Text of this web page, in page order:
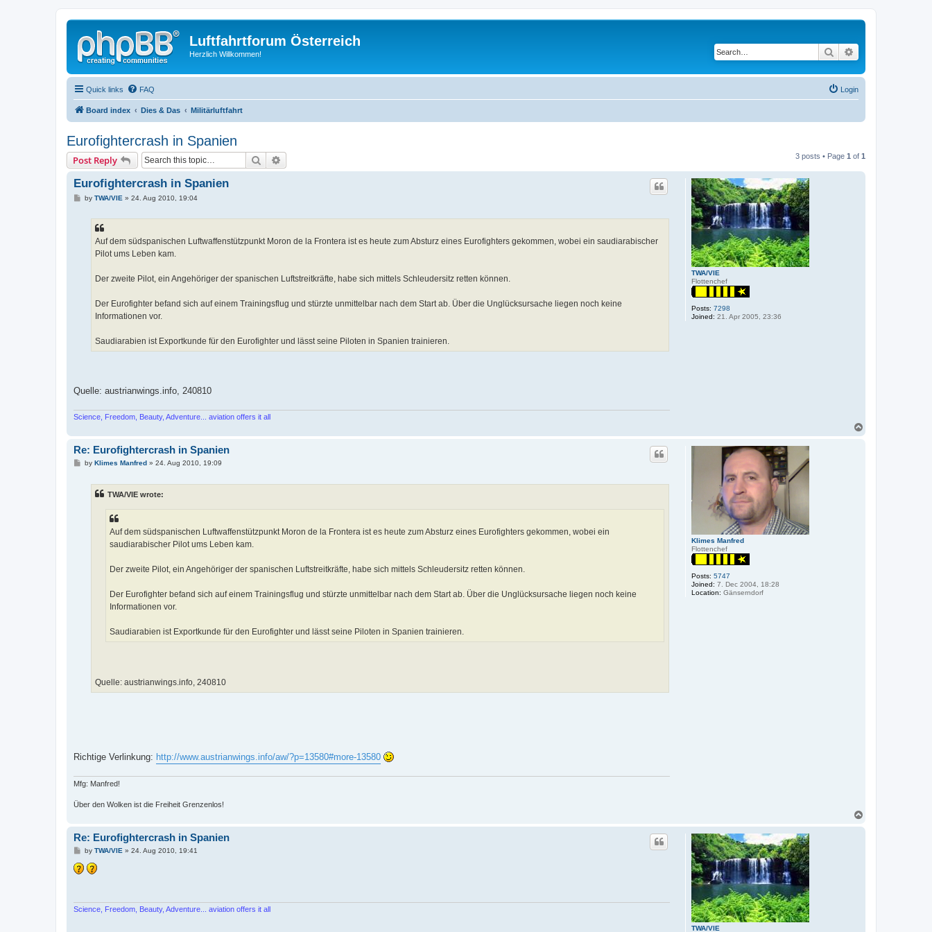
Luftfahrtforum Österreich
Herzlich Willkommen! Search
Quick links FAQ Login
Board index Dies & Das Militärluftfahrt
Eurofightercrash in Spanien
Post Reply Search 3 posts • Page 1 of 1
TWA/VIE
Flottenchef
Posts: 7298
Joined: 21. Apr 2005, 23:36
Eurofightercrash in Spanien
Pby TWA/VIE » 24. Aug 2010, 19:04
Auf dem südspanischen Luftwaffenstützpunkt Moron de la Frontera ist es heute zum Absturz eines Eurofighters gekommen, wobei ein saudiarabischer
Pilot ums Leben kam.
Der zweite Pilot, ein Angehöriger der spanischen Luftstreitkräfte, habe sich mittels Schleudersitz retten können.
Der Eurofighter befand sich auf einem Trainingsflug und stürzte unmittelbar nach dem Start ab. Über die Unglücksursache liegen noch keine
Informationen vor.
Saudiarabien ist Exportkunde für den Eurofighter und lässt seine Piloten in Spanien trainieren.
Quelle: austrianwings.info, 240810
Science, Freedom, Beauty, Adventure... aviation offers it all
Klimes Manfred
Flottenchef
Posts: 5747
Joined: 7. Dec 2004, 18:28
Location: Gänserndorf
Re: Eurofightercrash in Spanien
Pby Klimes Manfred » 24. Aug 2010, 19:09
TWA/VIE wrote:
Auf dem südspanischen Luftwaffenstützpunkt Moron de la Frontera ist es heute zum Absturz eines Eurofighters gekommen, wobei ein
saudiarabischer Pilot ums Leben kam.
Der zweite Pilot, ein Angehöriger der spanischen Luftstreitkräfte, habe sich mittels Schleudersitz retten können.
Der Eurofighter befand sich auf einem Trainingsflug und stürzte unmittelbar nach dem Start ab. Über die Unglücksursache liegen noch keine
Informationen vor.
Saudiarabien ist Exportkunde für den Eurofighter und lässt seine Piloten in Spanien trainieren.
Quelle: austrianwings.info, 240810
Richtige Verlinkung: http://www.austrianwings.info/aw/?p=13580#more-13580
Mfg: Manfred!
Über den Wolken ist die Freiheit Grenzenlos!
TWA/VIE
Re: Eurofightercrash in Spanien
P
s
t
by TWA/VIE » 24. Aug 2010, 19:41
Science, Freedom, Beauty, Adventure... aviation offers it all